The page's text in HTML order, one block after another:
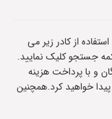
از کادر زیر می
جستجو کلیک نمایید.
و با پرداخت هزینه
خواهید کرد.همچنین